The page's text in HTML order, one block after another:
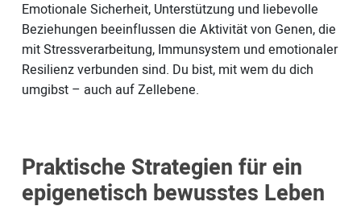
Emotionale Sicherheit, Unterstützung und liebevolle
Beziehungen beeinflussen die Aktivität von Genen, die
mit Stressverarbeitung, Immunsystem und emotionaler
Resilienz verbunden sind. Du bist, mit wem du dich
umgibst – auch auf Zellebene.
Praktische Strategien für ein
epigenetisch bewusstes Leben